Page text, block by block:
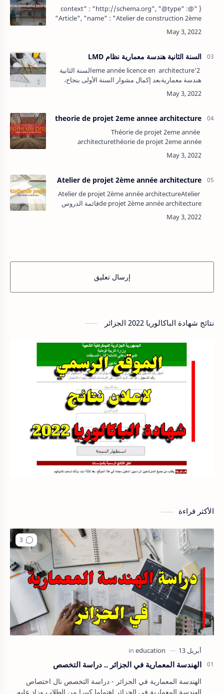
{ "@context" : "http://schema.org", "@type" :
"Article", "name" : "Atelier de construction 2ème
: "محي الدين" },…
السنة الثانية هندسة معمارية نظام LMD
2'eme année licence en architectureالسنة الثانية
هندسة معماريةبعد إكمال مشوار السنة الأولى بنجاح،
نتقل إلى السنة الثانية هندسة معمارية حيث في هذه
السنة تبدأ الهندسة …
theorie de projet 2eme annee architecture
Théorie de projet 2eme année
architecturethéorie de projet 2eme année
Habitat semi-collectif.3- L'espace public.4-
Atelier de projet 2ème année architecture
Atelier de projet 2ème année architectureAtelier
de projet 2ème année architectureقائمة الدروس
Intégration. 4- Ana…
إرسال تعليق
نتائج شهادة الباكالوريا 2022 الجزائر
الأكثر قراءة
الهندسة المعمارية في الجزائر .. دراسة التخصص
الهندسة المعمارية في الجزائر - دراسة التخصص نال اختصاص
الهندسة المعمارية في الجزائر اهتماما كبيرا من الطلاب وزاد عليه